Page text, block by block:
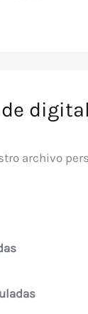
archivo